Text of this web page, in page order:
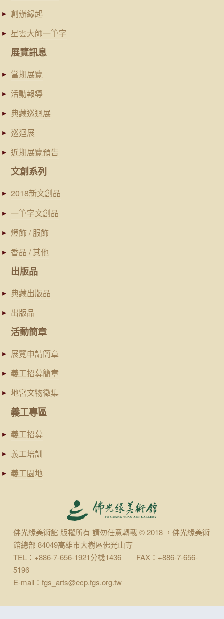
創辦緣起
星雲大師一筆字
展覽訊息
當期展覽
活動報導
典藏巡迴展
巡迴展
近期展覽預告
文創系列
2018新文創品
一筆字文創品
燈飾 / 服飾
香品 / 其他
出版品
典藏出版品
出版品
活動簡章
展覽申請簡章
義工招募簡章
地宮文物徵集
義工專區
義工招募
義工培訓
義工園地
佛光緣美術館 版權所有 請勿任意轉載 © 2018 ，佛光緣美術
館總部 84049高雄市大樹區佛光山寺
TEL：+886-7-656-1921分機1436 FAX：+886-7-656-
5196
E-mail：fgs_arts@ecp.fgs.org.tw